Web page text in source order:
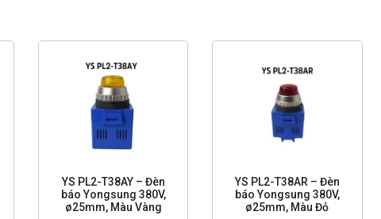
YS PL2-T38AY – Đèn
báo Yongsung 380V,
ø25mm, Màu Vàng
YS PL2-T38AR – Đèn
báo Yongsung 380V,
ø25mm, Màu Đỏ